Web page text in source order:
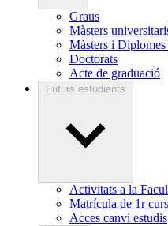
Graus
Màsters
Màsters i
Doctorats
Acte de graduació
Futurs estudiants
Activitats a la
Matrícula de 1r curs
Acces canvi estudis